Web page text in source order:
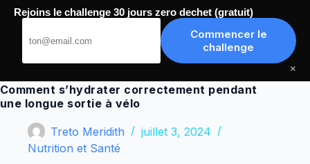
Passer
Comment s’hydrater correctement pendant
une longue sortie à vélo
Treto Meridith
juillet 3, 2024
Nutrition et Santé
Rejoins le challenge 30 jours zero dechet (gratuit)
Commencer le
challenge
×